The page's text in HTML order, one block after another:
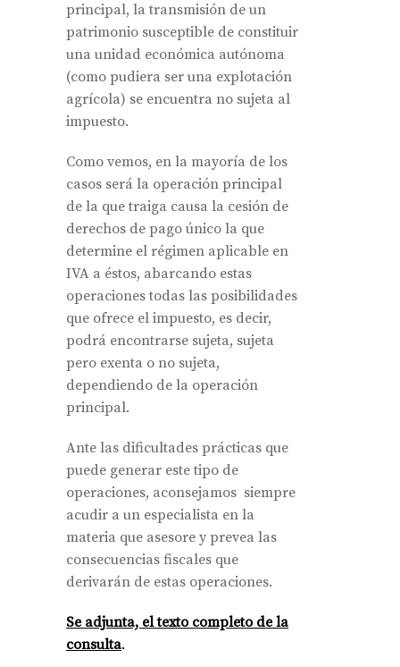
principal, la transmisión de un
patrimonio susceptible de constituir
una unidad económica autónoma
(como pudiera ser una explotación
agrícola) se encuentra no sujeta al
impuesto.
Como vemos, en la mayoría de los
casos será la operación principal
de la que traiga causa la cesión de
derechos de pago único la que
determine el régimen aplicable en
IVA a éstos, abarcando estas
operaciones todas las posibilidades
que ofrece el impuesto, es decir,
podrá encontrarse sujeta, sujeta
pero exenta o no sujeta,
dependiendo de la operación
principal.
Ante las dificultades prácticas que
puede generar este tipo de
operaciones, aconsejamos siempre
acudir a un especialista en la
materia que asesore y prevea las
consecuencias fiscales que
derivarán de estas operaciones.
Se adjunta, el texto completo de la
consulta.